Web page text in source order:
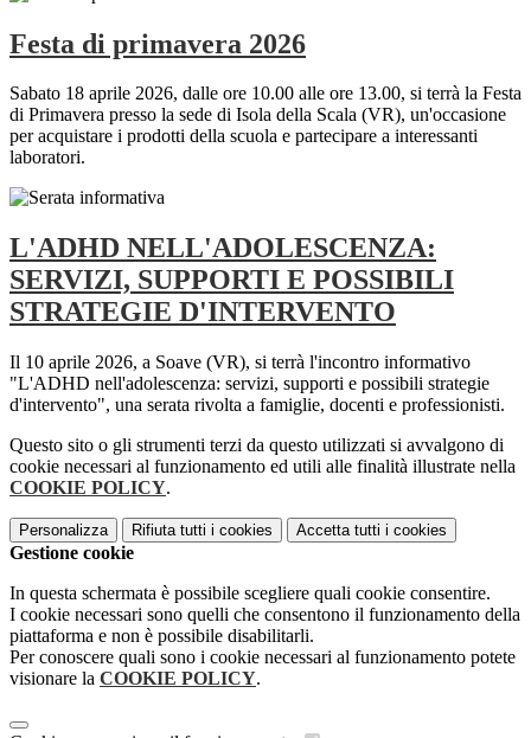
Festa di primavera 2026
Sabato 18 aprile 2026, dalle ore 10.00 alle ore 13.00, si terrà la Festa
di Primavera presso la sede di Isola della Scala (VR), un'occasione
per acquistare i prodotti della scuola e partecipare a interessanti
laboratori.
L'ADHD NELL'ADOLESCENZA:
SERVIZI, SUPPORTI E POSSIBILI
STRATEGIE D'INTERVENTO
Il 10 aprile 2026, a Soave (VR), si terrà l'incontro informativo
"L'ADHD nell'adolescenza: servizi, supporti e possibili strategie
d'intervento", una serata rivolta a famiglie, docenti e professionisti.
Questo sito o gli strumenti terzi da questo utilizzati si avvalgono di
cookie necessari al funzionamento ed utili alle finalità illustrate nella
COOKIE POLICY.
Personalizza Rifiuta tutti i cookies Accetta tutti i cookies
Gestione cookie
In questa schermata è possibile scegliere quali cookie consentire.
I cookie necessari sono quelli che consentono il funzionamento della
piattaforma e non è possibile disabilitarli.
Per conoscere quali sono i cookie necessari al funzionamento potete
visionare la COOKIE POLICY.